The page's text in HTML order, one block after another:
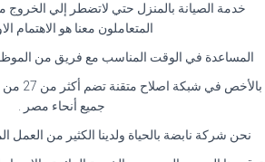
خدمة الصيانة بالمنزل حتي لاتضطر إلي الخروج
المتعاملون معنا هو الاهتمام
المساعدة في الوقت المناسب مع فريق من
بالأخص
جميع أنحاء مصر .
نحن شركة نابضة بالحياة ولدينا الكثير من العمل